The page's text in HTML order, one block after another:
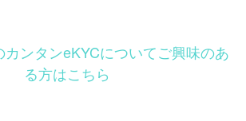
カンタンeKYCについてご興味のあ
る方はこちら